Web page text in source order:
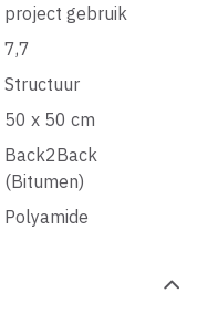
project gebruik
7,7
Structuur
50 x 50 cm
Back2Back
(Bitumen)
Polyamide